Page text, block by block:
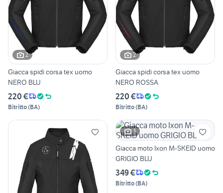
2
Giacca spidi corsa tex uomo
NERO BLU
220 €
Bitritto(BA)
2
Giacca spidi corsa tex uomo
NERO ROSSA
220 €
Bitritto(BA)
3
Giacca moto Ixon M-SKEID uomo
GRIGIO BLU
349 €
Bitritto(BA)